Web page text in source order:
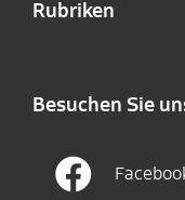
Rubriken
Besuchen Sie